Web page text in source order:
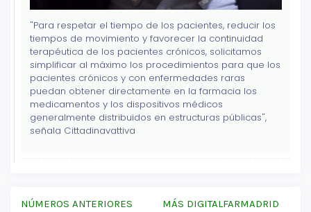
"Para respetar el tiempo de los pacientes, reducir los
tiempos de movimiento y favorecer la continuidad
terapéutica de los pacientes crónicos, solicitamos
simplificar al máximo los procedimientos para que los
pacientes crónicos y con enfermedades raras
puedan obtener directamente en la farmacia los
medicamentos y los dispositivos médicos
generalmente distribuidos en estructuras públicas",
señala Cittadinavattiva
NÚMEROS ANTERIORES MÁS DIGITALFARMADRID